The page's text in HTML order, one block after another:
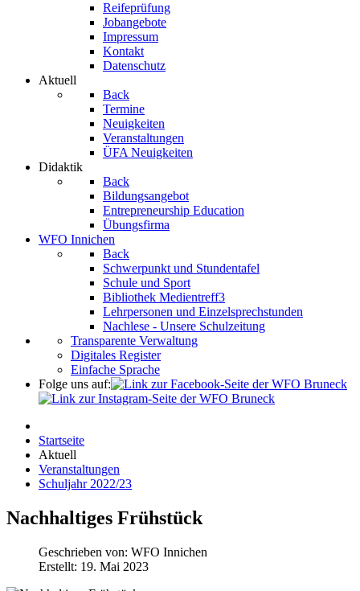
Reifeprüfung
Jobangebote
Impressum
Kontakt
Datenschutz
Aktuell
Back
Termine
Neuigkeiten
Veranstaltungen
ÜFA Neuigkeiten
Didaktik
Back
Bildungsangebot
Entrepreneurship Education
Übungsfirma
WFO Innichen
Back
Schwerpunkt und Stundentafel
Schule und Sport
Bibliothek Medientreff3
Lehrpersonen und Einzelsprechstunden
Nachlese - Unsere Schulzeitung
Transparente Verwaltung
Digitales Register
Einfache Sprache
Folge uns auf:
Startseite
Aktuell
Veranstaltungen
Schuljahr 2022/23
Nachhaltiges Frühstück
Geschrieben von: WFO Innichen
Erstellt: 19. Mai 2023